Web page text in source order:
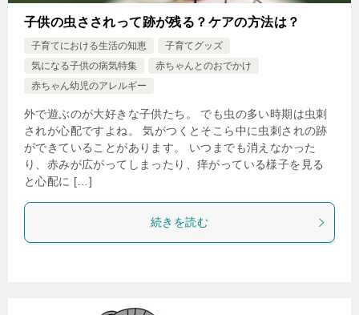
子供の虫さされって跡が残る？ケアの方法は？
子育てにおける生活の知恵
子育てグッズ
気になる子供の病気特集
赤ちゃんとのおでかけ
赤ちゃん幼児のアレルギー
外で遊ぶのが大好きな子供たち。 でも虫の多い時期は虫刺
されが心配ですよね。 気がつくとそこら中に虫刺されの跡
ができていることがあります。 いつまでも消えなかった
り、赤みが広がってしまったり、痒がっている様子を見る
と心配に […]
続きを読む